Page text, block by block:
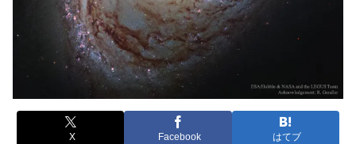
X Facebook はてブ